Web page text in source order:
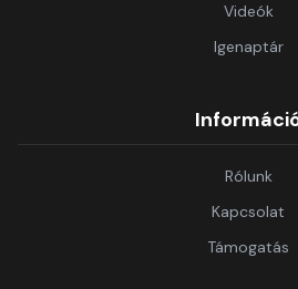
Videók
Igenaptár
Rólunk
Kapcsolat
Támogatás